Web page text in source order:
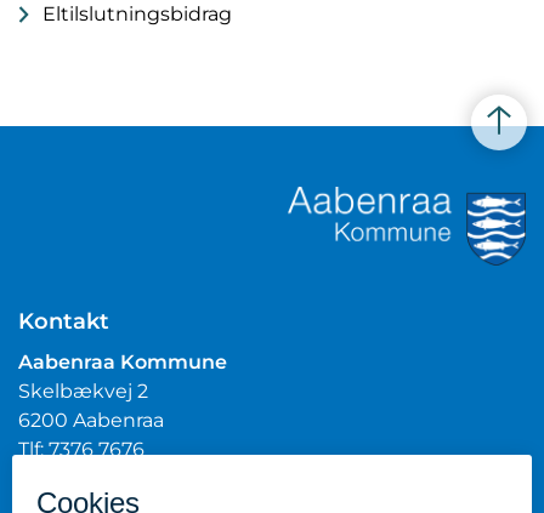
Eltilslutningsbidrag
Kontakt
Aabenraa Kommune
Skelbækvej 2
6200 Aabenraa
Tlf: 7376 7676
CVR.nr.: 29189854